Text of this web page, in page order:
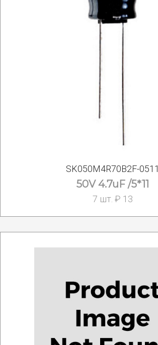
SK050M4R70B2F-0511
50V 4.7uF /5*11
7 шт. ₽ 13